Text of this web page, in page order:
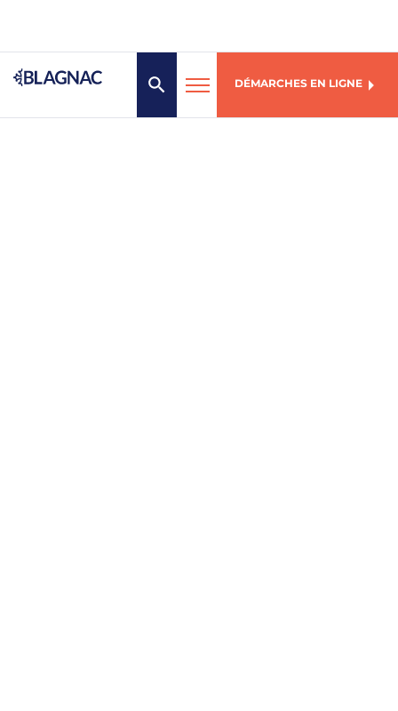
MENU
DÉMARCHES EN LIGNE